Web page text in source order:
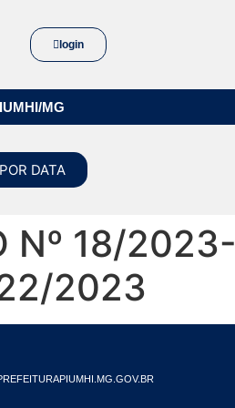
login
MG
DATA
Nº 18/2023-
2023